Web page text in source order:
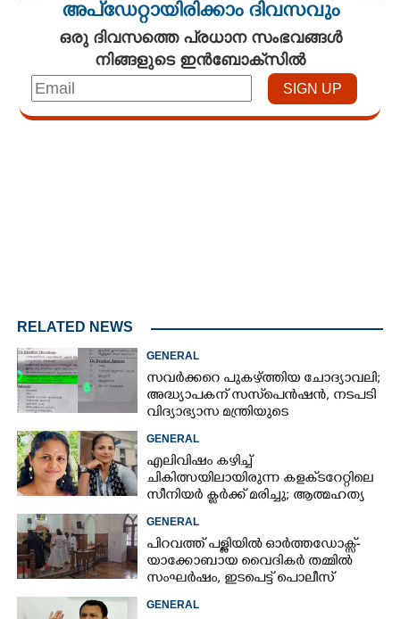
അപ്ഡേറ്റായിരിക്കാം ദിവസവും
ഒരു ദിവസത്തെ പ്രധാന സംഭവങ്ങൾ
നിങ്ങളുടെ ഇൻബോക്സിൽ
RELATED NEWS
GENERAL
സവർക്കറെ പുകഴ്ത്തിയ ചോദ്യാവലി;
അദ്ധ്യാപകന് സസ്‌പെൻഷൻ, നടപടി
വിദ്യാഭ്യാസ മന്ത്രിയുടെ
നിർദേശപ്രകാരം
GENERAL
എലിവിഷം കഴിച്ച്
ചികിത്സയിലായിരുന്ന കളക്‌ടറേറ്റിലെ
സീനിയർ ക്ലർക്ക് മരിച്ചു; ആത്മഹത്യ
സ്ഥലംമാറ്റത്തിൽ മനംനൊന്തെന്ന്
സംശയം
GENERAL
പിറവത്ത് പള്ളിയിൽ ഓർത്തഡോക്സ്-
യാക്കോബായ വൈദികർ തമ്മിൽ
സംഘർഷം, ഇടപെട്ട് പൊലീസ്
GENERAL